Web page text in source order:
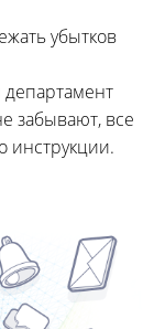
убытков
забывают, все
инструкции.